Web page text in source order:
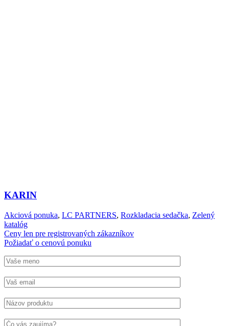
KARIN
Akciová ponuka, LC PARTNERS, Rozkladacia sedačka, Zelený
katalóg
Ceny len pre registrovaných zákazníkov
Požiadať o cenovú ponuku